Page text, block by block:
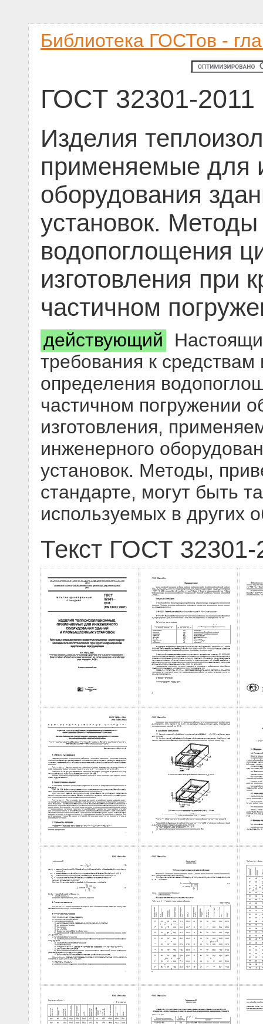
Библиотека ГОСТов -
ГОСТ 32301-2011
Изделия
применяемые для
оборудования
установок.
водопоглощения
изготовления при
частичном
действующий
требования к
определения
частичном погружении
изготовления,
инженерного
установок. Методы,
стандарте, могут быть
используемых в других
Текст ГОСТ 32301-